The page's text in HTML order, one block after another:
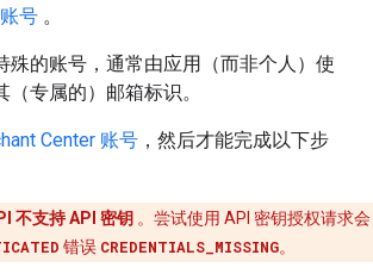
号 。
殊的账号，通常由应用（而非个人）使
专属的）邮箱标识。
Center 账号 ，然后才能完成以下步
不支持 API 密钥 。尝试使用 API 密钥授权请求会
错误 CREDENTIALS_MISSING。